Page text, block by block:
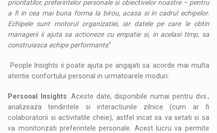
prioritatilor, preferintelor personale si obiectivelor noastre – pentru
a fi in cea mai buna forma la birou, acasa si in cadrul echipelor.
Echipele sunt motorul organizatiei, iar datele pe care le obtin
managerii ii ajuta sa actioneze cu empatie si, in acelasi timp, sa
construiasca echipe performante.”
People Insights ii poate ajuta pe angajati sa acorde mai multa
atentie confortului personal in urmatoarele moduri:
Personal Insights: Aceste date, disponibile numai pentru dvs.,
analizeaza tendintele si interactiunile zilnice (cum ar fi
colaboratorii si activitatile cheie), astfel incat sa va setati si sa
va monitorizati preferintele personale. Acest lucru va permite